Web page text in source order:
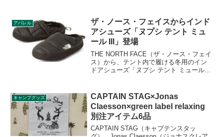
はそのまま食器になる万能アイテムで
す。詳細をレビューします。
アパレル
ザ・ノース・フェイスからインド
アシューズ「ヌプシ テント ミュ
ール III」登場
THE NORTH FACE（ザ・ノース・フェイ
ス）から、テント内で履ける冬用のイン
ドアシューズ「ヌプシ テント ミュール
いミュールになっています。詳細をレビ
ューします。
キャンプグッズ
CAPTAIN STAG×Jonas
Claesson×green label relaxing
別注アイテム6品
CAPTAIN STAG（キャプテンスタッ